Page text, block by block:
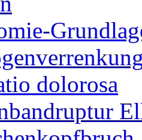
dolorosa